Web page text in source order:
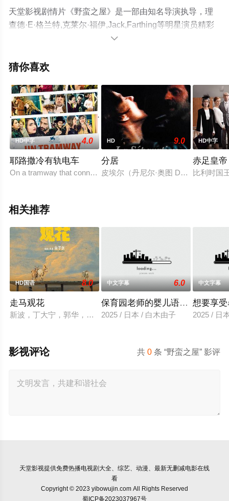
天堂影视剧情片《野蛮之屋》是一部由知名导演执导，理
查德·E·格兰特,克莱尔·福伊,Jack,Farthing等明星演员精彩
演绎的英国电影，手机免费观看高清未删减完整版电影大
视猫或剧情网等平台了解。

猜你喜欢
HD中字 4.0
耶路撒冷有轨电车
On a tramway that connects several of Jerusalem's
HD 9.0
分居
皮埃尔（丹尼尔·奥图 Daniel Auteuil
HD中字
赤足皇帝
比利时国
相关推荐
HD国语 8.0
走马观花
新波，丁大宁，郭华，程一木他们毕业于同一所大学。他们和
中文字幕 6.0
保育园老师的婴儿语让人超兴奋
2025 / 日本 / 白木由子
中文字幕
想要享
2025 / 日
共0 条 “野蛮之屋” 影评
影视评论
天堂影视提供免费热播电视剧大全、综艺、动漫、最新无删减电影在线
看
Copyright © 2023 yibowujin.com All Rights Reserved
蜀ICP备2023037967号